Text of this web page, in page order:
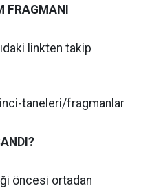
FRAGMANI
linkten takip
taneleri/fragmanlar
öncesi ortadan